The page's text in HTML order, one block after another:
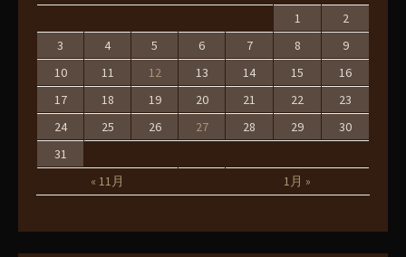
« 11月 1月 »
1
2
3
4 5 6 7 8
9
10
11 12 13 14 15
16
17
18 19 20 21 22
23
24
25 26 27 28 29
30
31